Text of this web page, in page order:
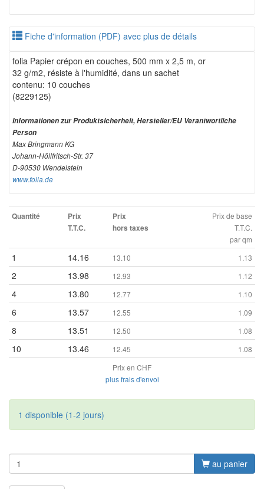
Fiche d'information (PDF) avec plus de détails
folia Papier crépon en couches, 500 mm x 2,5 m, or
32 g/m2, résiste à l'humidité, dans un sachet
contenu: 10 couches
(8229125)
Informationen zur Produktsicherheit, Hersteller/EU Verantwortliche
Person
Max Bringmann KG
Johann-Höllfritsch-Str. 37
D-90530 Wendelstein
www.folia.de
Quantité
Prix
T.T.C.
Prix
hors taxes
Prix de base
T.T.C.
par qm
1 14.16 13.10 1.13
2 13.98 12.93 1.12
4 13.80 12.77 1.10
6 13.57 12.55 1.09
8 13.51 12.50 1.08
10 13.46 12.45
1.08
Prix en CHF
plus frais d'envoi
1 disponible (1-2 jours)
au panier